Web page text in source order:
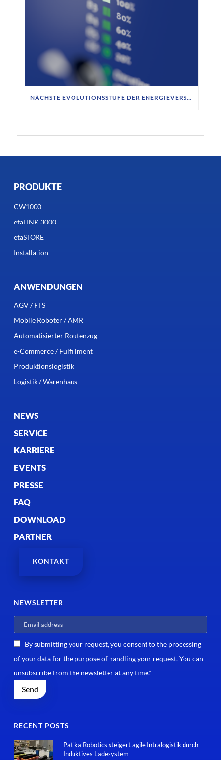
NÄCHSTE EVOLUTIONSSTUFE DER ENERGIEVERSORGUNG FÜR MOBILE ROBOTIK
PRODUKTE
CW1000
etaLINK 3000
etaSTORE
Installation
ANWENDUNGEN
AGV / FTS
Mobile Roboter / AMR
Automatisierter Routenzug
e-Commerce / Fulfillment
Produktionslogistik
Logistik / Warenhaus
NEWS
SERVICE
KARRIERE
EVENTS
PRESSE
FAQ
DOWNLOAD
PARTNER
KONTAKT
NEWSLETTER
By submitting your request, you consent to the processing
of your data for the purpose of handling your request. You can
unsubscribe from the newsletter at any time.*
RECENT POSTS
Patika Robotics steigert agile Intralogistik durch
Induktives Ladesystem